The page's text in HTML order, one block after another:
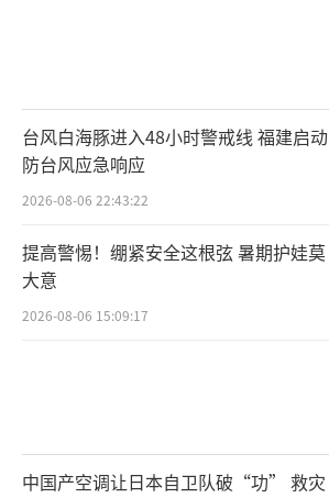
台风白海豚进入48小时警戒线 福建启动
防台风应急响应
2026-08-06 22:43:22
提高警惕！绷紧安全这根弦 暑期护娃莫
大意
2026-08-06 15:09:17
中国产空调让日本自卫队破“功” 救灾